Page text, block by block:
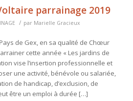
parrainage 2019
/ par Marielle Gracieux
de Gex, en sa qualité de Chœur
cette année « Les jardins de
vise l’insertion professionnelle et
une activité, bénévole ou salariée,
de handicap, d’exclusion, de
être un emploi à durée […]